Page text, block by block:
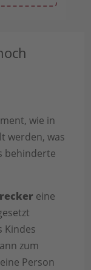
wie in
werden, was
behinderte
eine
Kindes
zum
Person